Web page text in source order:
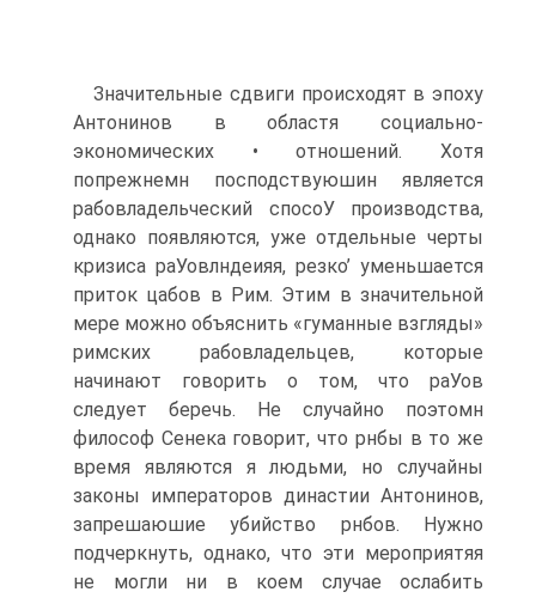
Значительные сдвиги происходят в эпоху
Антонинов в областя со­циально-
экономических • отношений. Хотя
попрежнемн посподствуюшин является
рабовладельческий спосоУ производства,
однако появляются, уже отдельные черты
кризиса раУовлндеияя, резко’ уменьшается
приток цабов в Рим. Этим в значительной
мере можно объяснить «гуманные взгляды»
рим­ских рабовладельцев, которые
начинают говорить о том, что раУов
следует беречь. Не случайно поэтомн
философ Сенека говорит, что рнбы в то же
время являются я людьми, но случайны
законы императоров династии Антонинов,
запрeшаюшиe убийство рнбов. Нужно
подчеркнуть, однако, что эти мероприятяя
не могли ни в коем случае ослабить